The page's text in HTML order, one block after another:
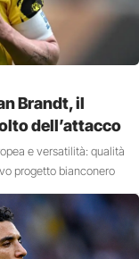
Brandt, il
dell’attacco
e versatilità: qualità
progetto bianconero